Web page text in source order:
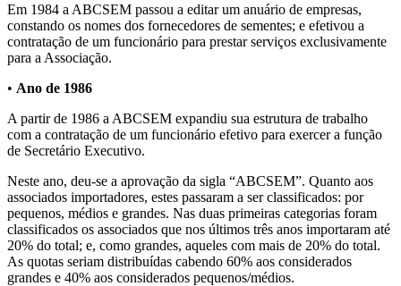
Em 1984 a ABCSEM passou a editar um anuário de empresas,
constando os nomes dos fornecedores de sementes; e efetivou a
contratação de um funcionário para prestar serviços exclusivamente
para a Associação.
• Ano de 1986
A partir de 1986 a ABCSEM expandiu sua estrutura de trabalho
com a contratação de um funcionário efetivo para exercer a função
de Secretário Executivo.
Neste ano, deu-se a aprovação da sigla “ABCSEM”. Quanto aos
associados importadores, estes passaram a ser classificados: por
pequenos, médios e grandes. Nas duas primeiras categorias foram
classificados os associados que nos últimos três anos importaram até
20% do total; e, como grandes, aqueles com mais de 20% do total.
As quotas seriam distribuídas cabendo 60% aos considerados
grandes e 40% aos considerados pequenos/médios.